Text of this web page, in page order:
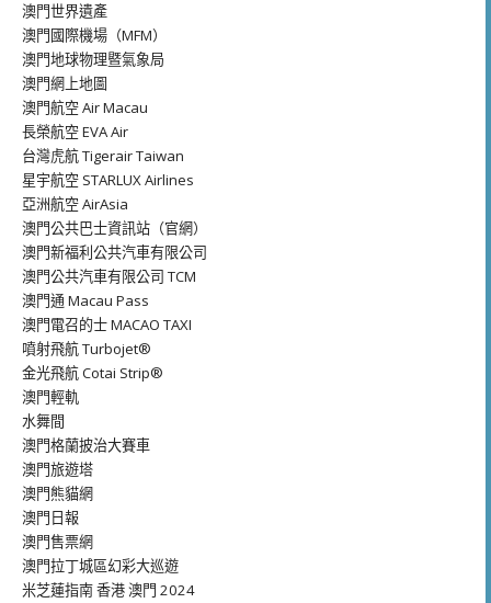
澳門世界遺產
澳門國際機場（MFM）
澳門地球物理暨氣象局
澳門網上地圖
澳門航空 Air Macau
長榮航空 EVA Air
台灣虎航 Tigerair Taiwan
星宇航空 STARLUX Airlines
亞洲航空 AirAsia
澳門公共巴士資訊站（官網）
澳門新福利公共汽車有限公司
澳門公共汽車有限公司 TCM
澳門通 Macau Pass
澳門電召的士 MACAO TAXI
噴射飛航 Turbojet®
金光飛航 Cotai Strip®
澳門輕軌
水舞間
澳門格蘭披治大賽車
澳門旅遊塔
澳門熊貓網
澳門日報
澳門售票網
澳門拉丁城區幻彩大巡遊
米芝蓮指南 香港 澳門 2024